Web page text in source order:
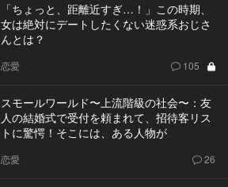
「ちょっと、距離近すぎ…！」この時期、
女は絶対にデートしたくない迷惑系おじさ
んとは？
恋愛 105
スモールワールド〜上流階級の社会〜：友
人の結婚式で受付を頼まれて、招待客リス
トに驚愕！そこには、ある人物が
恋愛 26